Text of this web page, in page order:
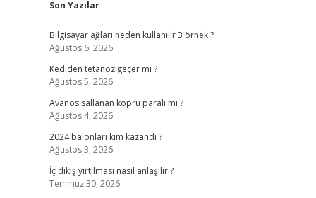
Son Yazılar
Bilgisayar ağları neden kullanılır 3 örnek ?
Ağustos 6, 2026
Kediden tetanoz geçer mi ?
Ağustos 5, 2026
Avanos sallanan köprü paralı mı ?
Ağustos 4, 2026
2024 balonları kim kazandı ?
Ağustos 3, 2026
İç dikiş yırtılması nasıl anlaşılır ?
Temmuz 30, 2026